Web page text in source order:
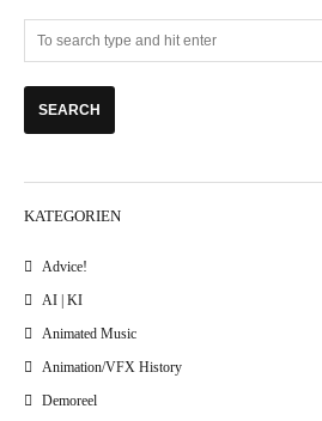
KATEGORIEN
Advice!
AI | KI
Animated Music
Animation/VFX History
Demoreel